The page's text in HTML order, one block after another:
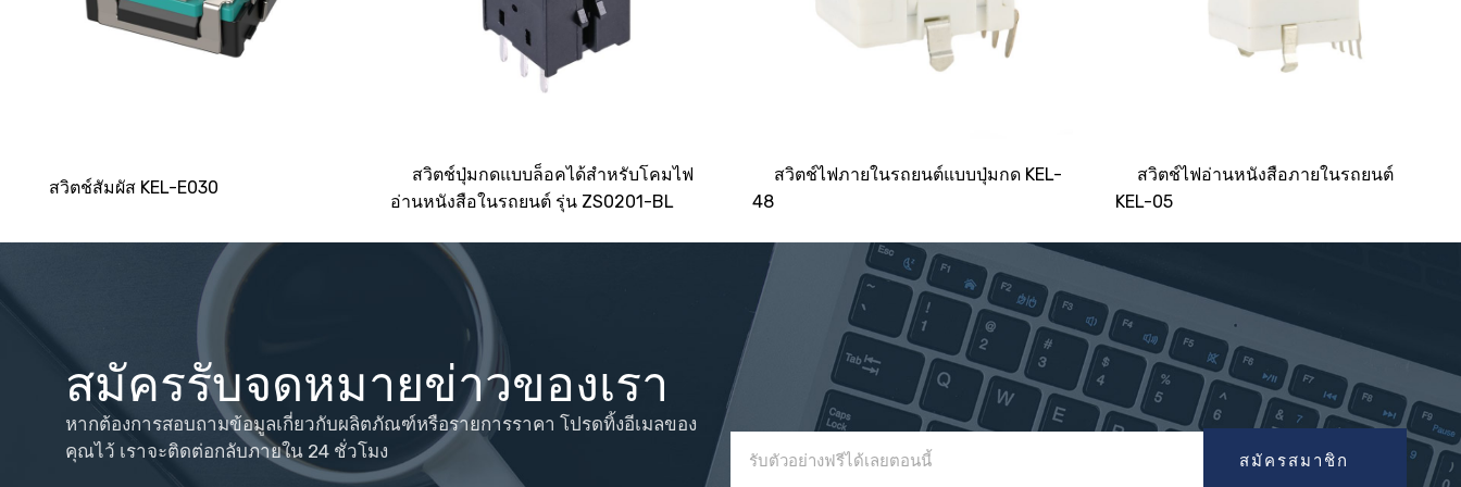
สวิตช์สัมผัส KEL-E030
สวิตช์ปุ่มกดแบบล็อคได้สำหรับโคมไฟ
อ่านหนังสือในรถยนต์ รุ่น ZS0201-BL
สวิตช์ไฟภายในรถยนต์แบบปุ่มกด KEL-
48
สวิตช์ไฟอ่านหนังสือภายในรถยนต์
KEL-05
สมัครรับจดหมายข่าวของเรา
หากต้องการสอบถามข้อมูลเกี่ยวกับผลิตภัณฑ์หรือรายการราคา โปรดทิ้งอีเมลของ
คุณไว้ เราจะติดต่อกลับภายใน 24 ชั่วโมง
สมัครสมาชิก